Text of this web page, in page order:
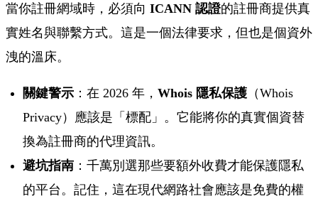
當你註冊網域時，必須向 ICANN 認證的註冊商提供真
實姓名與聯繫方式。這是一個法律要求，但也是個資外
洩的溫床。
關鍵警示 ：在 2026 年， Whois 隱私保護 （Whois
Privacy）應該是「標配」。它能將你的真實個資替
換為註冊商的代理資訊。
避坑指南 ：千萬別選那些要額外收費才能保護隱私
的平台。記住，這在現代網路社會應該是免費的權